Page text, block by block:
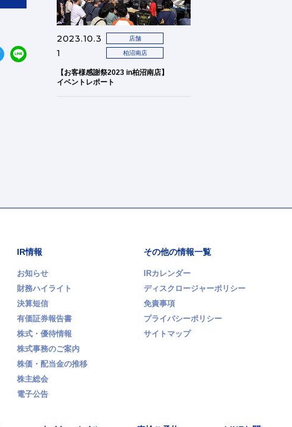
2023.10.3
1
店舗
柏沼南店
【お客様感謝祭2023 in柏沼南店】
イベントレポート
IR情報
お知らせ
財務ハイライト
決算短信
有価証券報告書
株式・優待情報
株式事務のご案内
株価・配当金の推移
株主総会
電子公告
その他の情報一覧
IRカレンダー
ディスクロージャーポリシー
免責事項
プライバシーポリシー
サイトマップ